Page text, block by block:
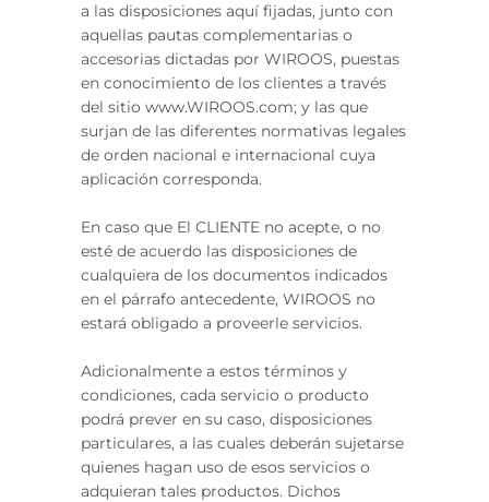
a las disposiciones aquí fijadas, junto con
aquellas pautas complementarias o
accesorias dictadas por WIROOS, puestas
en conocimiento de los clientes a través
del sitio www.WIROOS.com; y las que
surjan de las diferentes normativas legales
de orden nacional e internacional cuya
aplicación corresponda.
En caso que El CLIENTE no acepte, o no
esté de acuerdo las disposiciones de
cualquiera de los documentos indicados
en el párrafo antecedente, WIROOS no
estará obligado a proveerle servicios.
Adicionalmente a estos términos y
condiciones, cada servicio o producto
podrá prever en su caso, disposiciones
particulares, a las cuales deberán sujetarse
quienes hagan uso de esos servicios o
adquieran tales productos. Dichos